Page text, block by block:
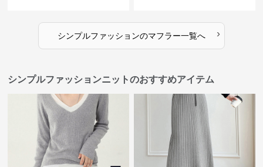
シンプルファッションのマフラー一覧へ ›
シンプルファッションニットのおすすめアイテム